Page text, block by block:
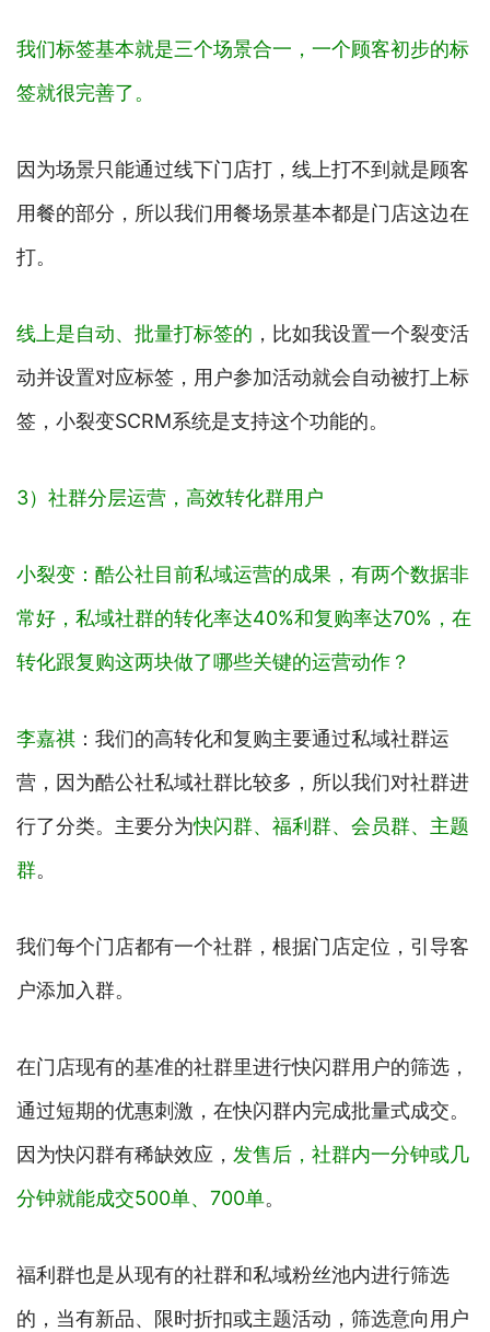
我们标签基本就是三个场景合一，一个顾客初步的标
签就很完善了。
因为场景只能通过线下门店打，线上打不到就是顾客
用餐的部分，所以我们用餐场景基本都是门店这边在
打。
线上是自动、批量打标签的 ，比如我设置一个裂变活
动并设置对应标签，用户参加活动就会自动被打上标
签，小裂变SCRM系统是支持这个功能的。
3）社群分层运营，高效转化群用户
小裂变：酷公社目前私域运营的成果，有两个数据非
常好，私域社群的转化率达40%和复购率达70%，在
转化跟复购这两块做了哪些关键的运营动作？
李嘉祺 ：我们的高转化和复购主要通过私域社群运
营，因为酷公社私域社群比较多，所以我们对社群进
行了分类。主要分为快闪群、福利群、会员群、主题
群。
我们每个门店都有一个社群，根据门店定位，引导客
户添加入群。
在门店现有的基准的社群里进行快闪群用户的筛选，
通过短期的优惠刺激，在快闪群内完成批量式成交。
因为快闪群有稀缺效应， 发售后，社群内一分钟或几
分钟就能成交500单、700单。
福利群也是从现有的社群和私域粉丝池内进行筛选
的，当有新品、限时折扣或主题活动，筛选意向用户